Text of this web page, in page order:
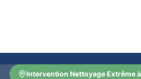
Intervention Nettoyage Extrême